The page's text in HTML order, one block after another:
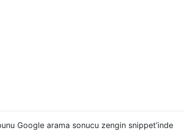
Google arama sonucu zengin snippet’inde